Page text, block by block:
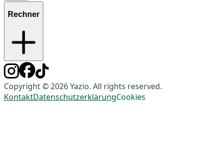
Rechner
Copyright © 2026 Yazio. All rights reserved.
KontaktDatenschutzerklärungCookies